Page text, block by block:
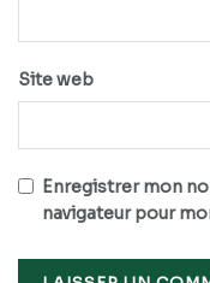
Site web
Enregistrer mon
navigateur pour